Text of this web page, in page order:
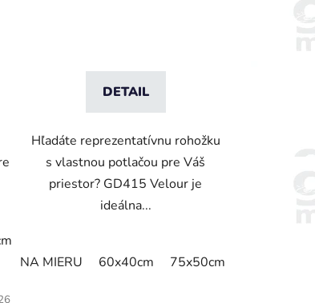
180x120cm 200x75cm 200x85cm
DETAIL
Hľadáte reprezentatívnu rohožku
s vlastnou potlačou pre Váš
priestor? GD415 Velour je
ideálna...
NA MIERU 60x40cm 75x50cm